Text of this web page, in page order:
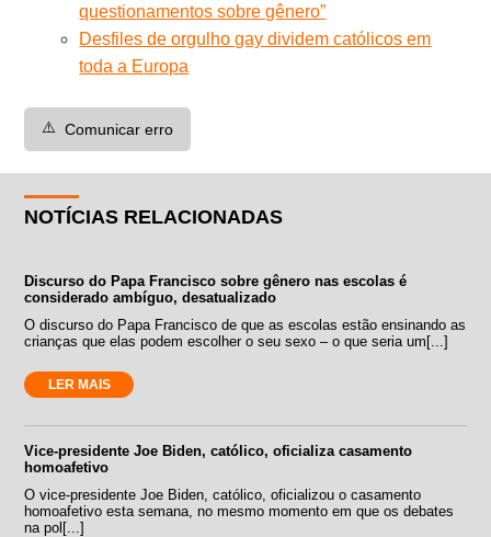
questionamentos sobre gênero”
Desfiles de orgulho gay dividem católicos em
toda a Europa
⚠️ Comunicar erro
NOTÍCIAS RELACIONADAS
Discurso do Papa Francisco sobre gênero nas escolas é
considerado ambíguo, desatualizado
O discurso do Papa Francisco de que as escolas estão ensinando as
crianças que elas podem escolher o seu sexo – o que seria um[...]
LER MAIS
Vice-presidente Joe Biden, católico, oficializa casamento
homoafetivo
O vice-presidente Joe Biden, católico, oficializou o casamento
homoafetivo esta semana, no mesmo momento em que os debates
na pol[...]